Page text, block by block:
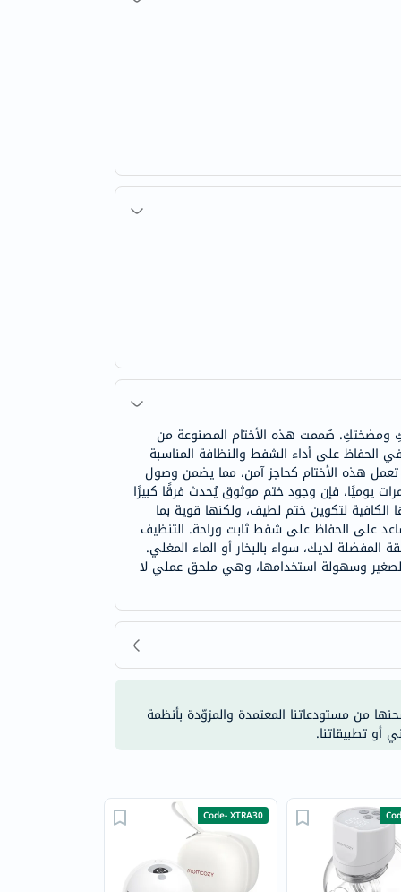
ومضختكِ. صُممت هذه الأختام المصنوعة من
الحفاظ على أداء الشفط والنظافة المناسبة
هذه الأختام كحاجز آمن، مما يضمن وصول
يوميًا، فإن وجود ختم موثوق يُحدث فرقًا كبيرًا
لتكوين ختم لطيف، ولكنها قوية بما
على الحفاظ على شفط ثابت وراحة. التنظيف
لديك، سواء بالبخار أو الماء المغلي.
وسهولة استخدامها، وهي ملحق عملي لا
من مستودعاتنا المعتمدة والمزوّدة بأنظمة
أو تطبيقاتنا.
Code- XTRA30